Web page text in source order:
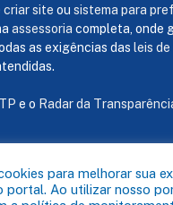
criar site ou sistema para
assessoria completa, onde
as exigências das leis
e o Radar da
direitos reservados a Câmara
para melhorar sua
portal. Ao utilizar nosso